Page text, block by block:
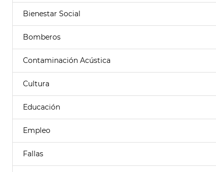
Bienestar Social
Bomberos
Contaminación Acústica
Cultura
Educación
Empleo
Fallas